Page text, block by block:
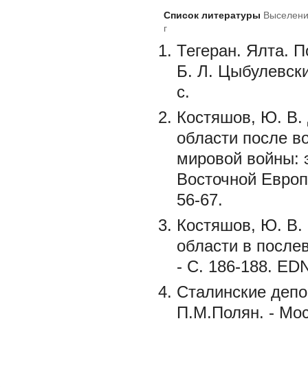
Список литературы
г
Тегеран. Ялта.
Б. Л.
с.
Костяшов, Ю. В.
области после
мировой войны:
Восточной
56-67.
Костяшов, Ю. В.
области в
- С. 186-188.
Сталинские
П.М.Полян. -